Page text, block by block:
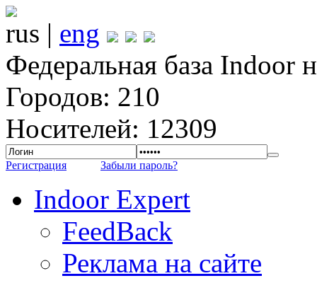
rus | eng
Федеральная база Indoor
Городов: 210
Носителей: 12309
Регистрация Забыли пароль?
Indoor Expert
FeedBack
Реклама на сайте